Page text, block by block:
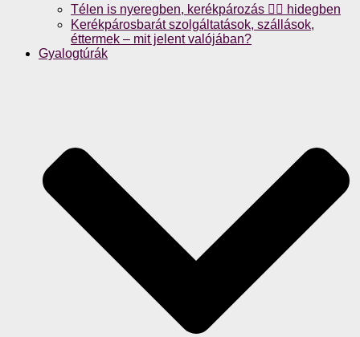
Télen is nyeregben, kerékpározás 🚴‍♀️ hidegben
Kerékpárosbarát szolgáltatások, szállások,
éttermek – mit jelent valójában?
Gyalogtúrák